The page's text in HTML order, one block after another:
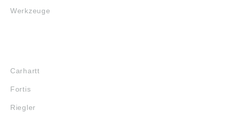
Werkzeuge
Carhartt
Fortis
Riegler